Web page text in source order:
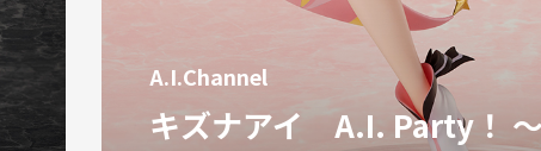
A.I.Channel
キズナアイ A.I. Party！